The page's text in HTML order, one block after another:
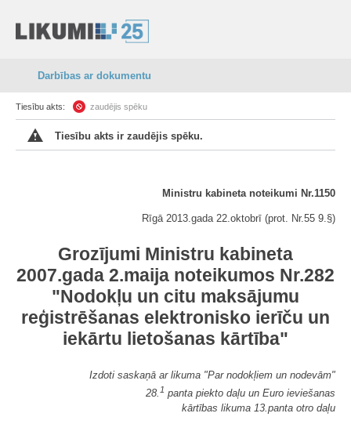
Darbības ar dokumentu
Tiesību akts: zaudējis spēku
Tiesību akts ir zaudējis spēku.
Ministru kabineta noteikumi Nr.1150
Rīgā 2013.gada 22.oktobrī (prot. Nr.55 9.§)
Grozījumi Ministru kabineta
2007.gada 2.maija noteikumos Nr.282
"Nodokļu un citu maksājumu
reģistrēšanas elektronisko ierīču un
iekārtu lietošanas kārtība"
Izdoti saskaņā ar likuma "Par nodokļiem un nodevām"
28. 1 panta piekto daļu un Euro ieviešanas
kārtības likuma 13.panta otro daļu